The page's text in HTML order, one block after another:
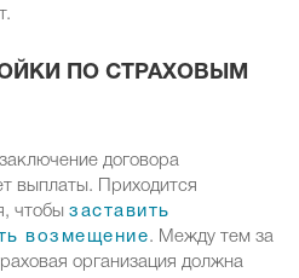
ПО СТРАХОВЫМ
договора
выплаты. Приходится
чтобы заставить
возмещение. Между тем за
организация должна